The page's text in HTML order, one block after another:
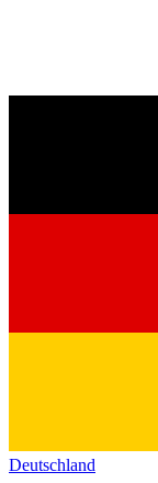
Deutschland